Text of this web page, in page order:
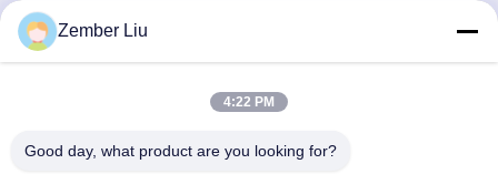
199번 Wanshun 도로,Wanquan 마을,핑양 카운티,Wenzhou
Zember Liu
4:22 PM
Good day, what product are you looking for?